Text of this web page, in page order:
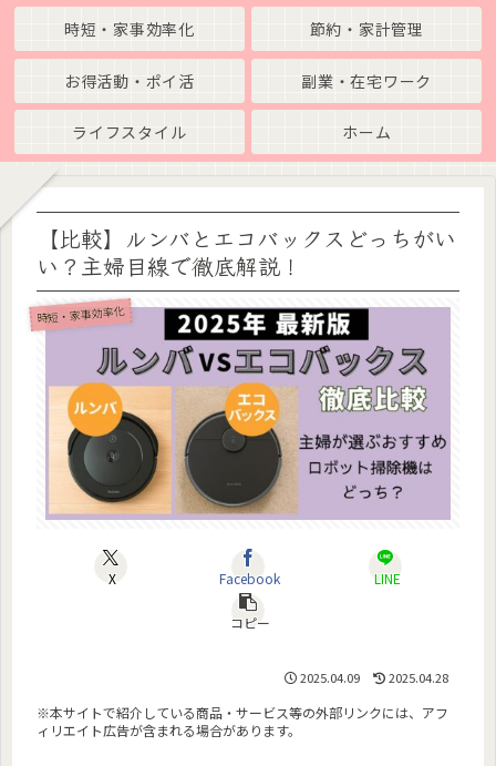
時短・家事効率化 節約・家計管理
お得活動・ポイ活 副業・在宅ワーク
ライフスタイル ホーム
【比較】ルンバとエコバックスどっちがい
い？主婦目線で徹底解説！
時短・家事効率化
X Facebook LINE
コピー
2025.04.09 2025.04.28
※本サイトで紹介している商品・サービス等の外部リンクには、アフ
ィリエイト広告が含まれる場合があります。